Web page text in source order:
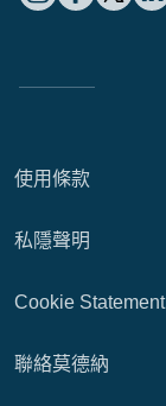
使用條款
私隱聲明
Cookie Statement
聯絡莫德納